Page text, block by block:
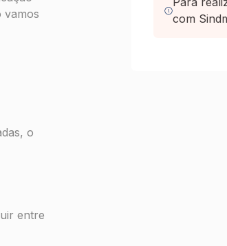
vamos
o
entre
com